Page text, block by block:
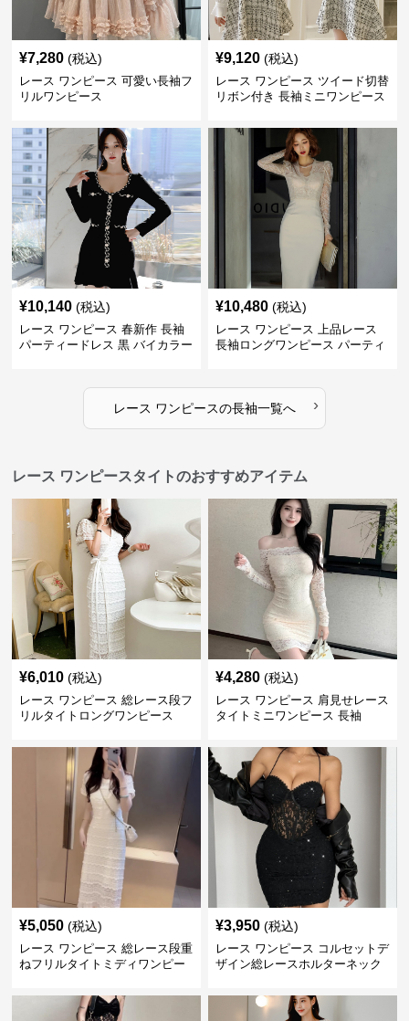
¥7,280 (税込)
レース ワンピース 可愛い長袖フ
リルワンピース
¥9,120 (税込)
レース ワンピース ツイード切替
リボン付き 長袖ミニワンピース
¥10,140 (税込)
レース ワンピース 春新作 長袖
パーティードレス 黒 バイカラー
¥10,480 (税込)
レース ワンピース 上品レース
長袖ロングワンピース パーティ
レース ワンピースの長袖一覧へ ›
レース ワンピースタイトのおすすめアイテム
¥6,010 (税込)
レース ワンピース 総レース段フ
リルタイトロングワンピース
¥4,280 (税込)
レース ワンピース 肩見せレース
タイトミニワンピース 長袖
¥5,050 (税込)
レース ワンピース 総レース段重
ねフリルタイトミディワンピー
¥3,950 (税込)
レース ワンピース コルセットデ
ザイン総レースホルターネック